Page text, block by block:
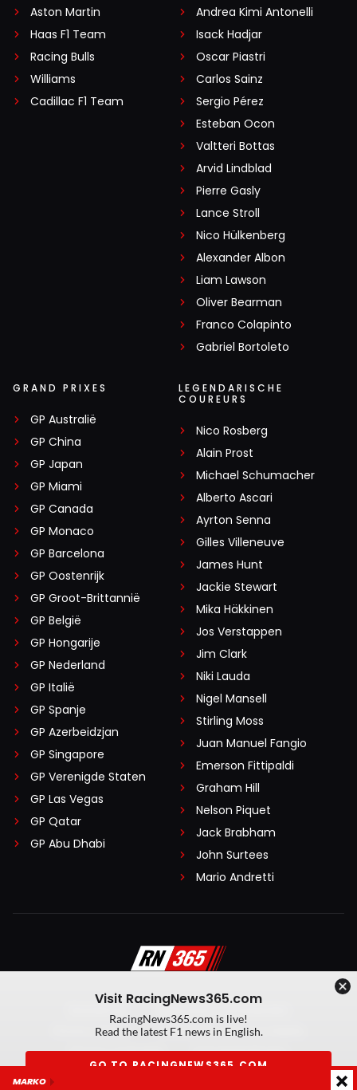
Aston Martin
Haas F1 Team
Racing Bulls
Williams
Cadillac F1 Team
Andrea Kimi Antonelli
Isack Hadjar
Oscar Piastri
Carlos Sainz
Sergio Pérez
Esteban Ocon
Valtteri Bottas
Arvid Lindblad
Pierre Gasly
Lance Stroll
Nico Hülkenberg
Alexander Albon
Liam Lawson
Oliver Bearman
Franco Colapinto
Gabriel Bortoleto
GRAND PRIXES
GP Australië
GP China
GP Japan
GP Miami
GP Canada
GP Monaco
GP Barcelona
GP Oostenrijk
GP Groot-Brittannië
GP België
GP Hongarije
GP Nederland
GP Italië
GP Spanje
GP Azerbeidzjan
GP Singapore
GP Verenigde Staten
GP Las Vegas
GP Qatar
GP Abu Dhabi
LEGENDARISCHE
COUREURS
Nico Rosberg
Alain Prost
Michael Schumacher
Alberto Ascari
Ayrton Senna
Gilles Villeneuve
James Hunt
Jackie Stewart
Mika Häkkinen
Jos Verstappen
Jim Clark
Niki Lauda
Nigel Mansell
Stirling Moss
Juan Manuel Fangio
Emerson Fittipaldi
Graham Hill
Nelson Piquet
Jack Brabham
John Surtees
Mario Andretti
Algemene voorwaarden
Privacy Policy
Created by On Your Marks
Privacy manager
Kansspeluitingen
Visit RacingNews365.com
RacingNews365.com is live!
Read the latest F1 news in English.
GO TO RACINGNEWS365.COM
MARKO